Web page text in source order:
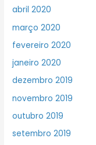
abril 2020
março 2020
fevereiro 2020
janeiro 2020
dezembro 2019
novembro 2019
outubro 2019
setembro 2019